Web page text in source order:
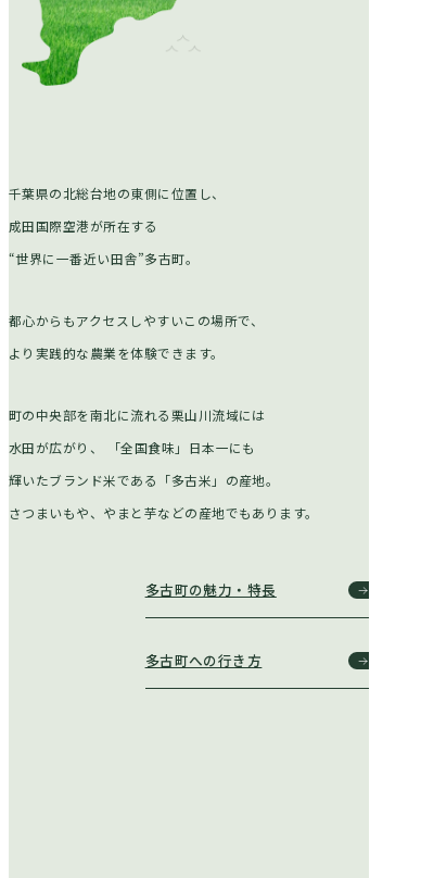
千葉県の北総台地の東側に位置し、
成田国際空港が所在する
“世界に一番近い田舎”多古町。
都心からもアクセスしやすいこの場所で、
より実践的な農業を体験できます。
町の中央部を南北に流れる栗山川流域には
水田が広がり、
「全国食味」日本一にも
輝いたブランド米である「多古米」の産地。
さつまいもや、やまと芋などの産地でもあります。
多古町の魅力・特長
多古町への行き方